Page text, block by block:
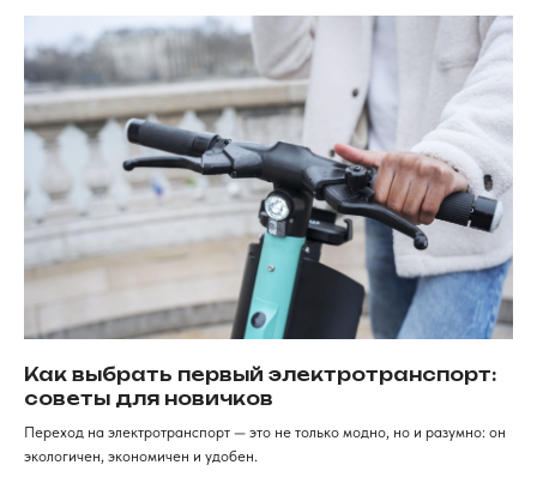
Как выбрать первый электротранспорт:
советы для новичков
Переход на электротранспорт — это не только модно, но и разумно: он
экологичен, экономичен и удобен.
Электросамокаты
Шлемы, каски и защита
Перейти в каталог
Для клиентов
FAqs
Рассрочка
и кредит
Доставка и оплата
Контакты
+7 (968) 224-80-
Мы онлайн
г. Красноярск, ​улица Карла
Политика конфиденциальности
ИП Хрястов К.В.
Как дойти к нам